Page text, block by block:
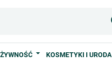
ŻYWNOŚĆ KOSMETYKI I URODA